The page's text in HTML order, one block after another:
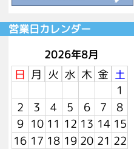
営業日カレンダー
2026年8月
日 月 火 水 木 金 土
1
2
3 4 5 6 7
8
9 10 11 12 13 14 15
16 17 18 19 20 21 22